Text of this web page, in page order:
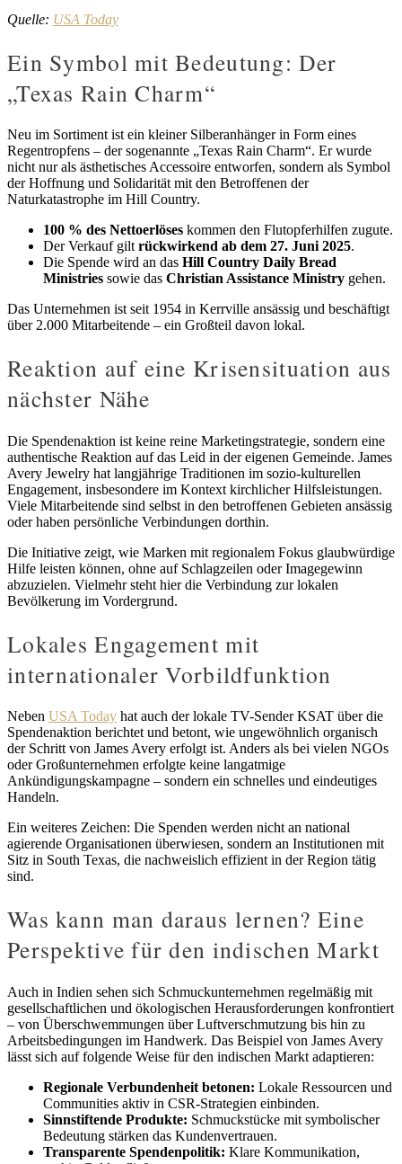
Quelle: USA Today
Ein Symbol mit Bedeutung: Der
„Texas Rain Charm“
Neu im Sortiment ist ein kleiner Silberanhänger in Form eines
Regentropfens – der sogenannte „Texas Rain Charm“. Er wurde
nicht nur als ästhetisches Accessoire entworfen, sondern als Symbol
der Hoffnung und Solidarität mit den Betroffenen der
Naturkatastrophe im Hill Country.
100 % des Nettoerlöses kommen den Flutopferhilfen zugute.
Der Verkauf gilt rückwirkend ab dem 27. Juni 2025.
Die Spende wird an das Hill Country Daily Bread
Ministries sowie das Christian Assistance Ministry gehen.
Das Unternehmen ist seit 1954 in Kerrville ansässig und beschäftigt
über 2.000 Mitarbeitende – ein Großteil davon lokal.
Reaktion auf eine Krisensituation aus
nächster Nähe
Die Spendenaktion ist keine reine Marketingstrategie, sondern eine
authentische Reaktion auf das Leid in der eigenen Gemeinde. James
Avery Jewelry hat langjährige Traditionen im sozio-kulturellen
Engagement, insbesondere im Kontext kirchlicher Hilfsleistungen.
Viele Mitarbeitende sind selbst in den betroffenen Gebieten ansässig
oder haben persönliche Verbindungen dorthin.
Die Initiative zeigt, wie Marken mit regionalem Fokus glaubwürdige
Hilfe leisten können, ohne auf Schlagzeilen oder Imagegewinn
abzuzielen. Vielmehr steht hier die Verbindung zur lokalen
Bevölkerung im Vordergrund.
Lokales Engagement mit
internationaler Vorbildfunktion
Neben USA Today hat auch der lokale TV-Sender KSAT über die
Spendenaktion berichtet und betont, wie ungewöhnlich organisch
der Schritt von James Avery erfolgt ist. Anders als bei vielen NGOs
oder Großunternehmen erfolgte keine langatmige
Ankündigungskampagne – sondern ein schnelles und eindeutiges
Handeln.
Ein weiteres Zeichen: Die Spenden werden nicht an national
agierende Organisationen überwiesen, sondern an Institutionen mit
Sitz in South Texas, die nachweislich effizient in der Region tätig
sind.
Was kann man daraus lernen? Eine
Perspektive für den indischen Markt
Auch in Indien sehen sich Schmuckunternehmen regelmäßig mit
gesellschaftlichen und ökologischen Herausforderungen konfrontiert
– von Überschwemmungen über Luftverschmutzung bis hin zu
Arbeitsbedingungen im Handwerk. Das Beispiel von James Avery
lässt sich auf folgende Weise für den indischen Markt adaptieren:
Regionale Verbundenheit betonen: Lokale Ressourcen und
Communities aktiv in CSR-Strategien einbinden.
Sinnstiftende Produkte: Schmuckstücke mit symbolischer
Bedeutung stärken das Kundenvertrauen.
Transparente Spendenpolitik: Klare Kommunikation,